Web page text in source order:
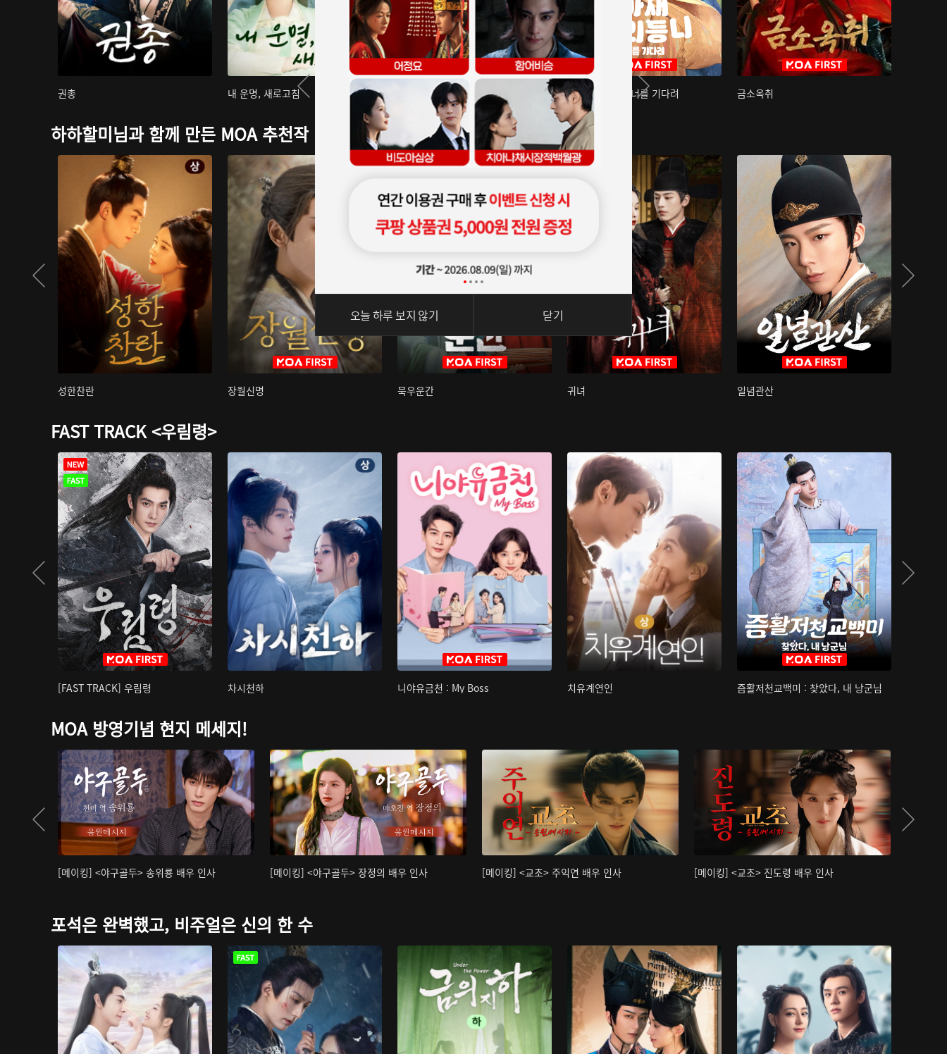
권총 내 운명, 새로고침 아재저리등니 : 너를 기다려 금소옥취
하하할미님과 함께 만든 MOA 추천작
성한찬란 장월신명 묵우운간 귀녀 일념관산
FAST TRACK <우림령>
[FAST TRACK] 우림령 차시천하 니야유금천 : My Boss 치유계연인 즘활저천교백미 : 찾았다, 내 낭군님
MOA 방영기념 현지 메세지!
[메이킹] <야구골두> 송위룡 배우 인사 [메이킹] <야구골두> 장정의 배우 인사 [메이킹] <교초> 주익연 배우 인사 [메이킹] <교초> 진도령 배우 인사
포석은 완벽했고, 비주얼은 신의 한 수
오늘 하루 보지 않기 닫기